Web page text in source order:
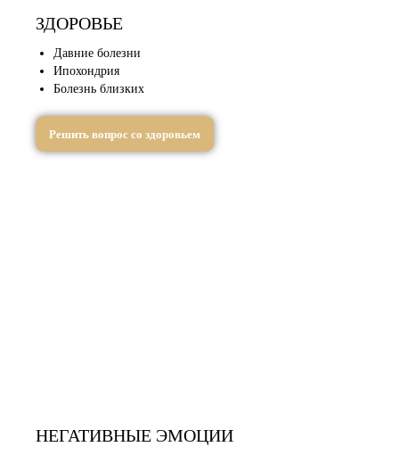
ЗДОРОВЬЕ
Давние болезни
Ипохондрия
Болезнь близких
Решить вопрос со здоровьем
НЕГАТИВНЫЕ ЭМОЦИИ